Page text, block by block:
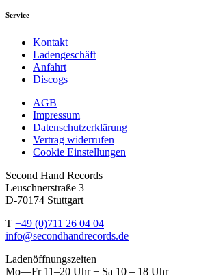
Service
Kontakt
Ladengeschäft
Anfahrt
Discogs
AGB
Impressum
Datenschutzerklärung
Vertrag widerrufen
Cookie Einstellungen
Second Hand Records
Leuschnerstraße 3
D-70174 Stuttgart
T +49 (0)711 26 04 04
info@secondhandrecords.de
Ladenöffnungszeiten
Mo—Fr 11–20 Uhr + Sa 10 – 18 Uhr